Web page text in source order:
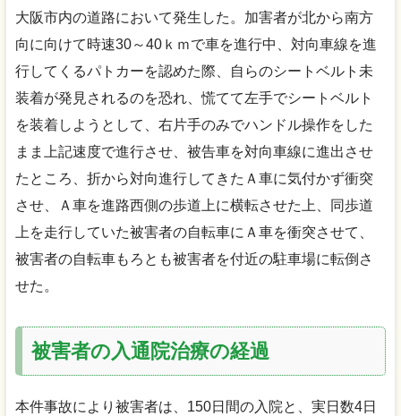
大阪市内の道路において発生した。加害者が北から南方
向に向けて時速30～40ｋｍで車を進行中、対向車線を進
行してくるパトカーを認めた際、自らのシートベルト未
装着が発見されるのを恐れ、慌てて左手でシートベルト
を装着しようとして、右片手のみでハンドル操作をした
まま上記速度で進行させ、被告車を対向車線に進出させ
たところ、折から対向進行してきたＡ車に気付かず衝突
させ、Ａ車を進路西側の歩道上に横転させた上、同歩道
上を走行していた被害者の自転車にＡ車を衝突させて、
被害者の自転車もろとも被害者を付近の駐車場に転倒さ
せた。
被害者の入通院治療の経過
本件事故により被害者は、150日間の入院と、実日数4日